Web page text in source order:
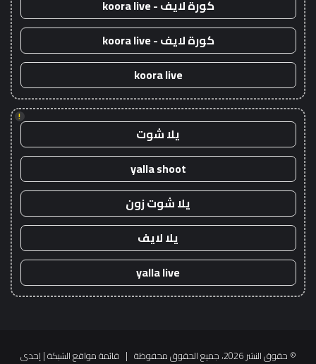
كورة لايف - koora live
كورة لايف - koora live
koora live
!
يلا شوت
yalla shoot
يلا شوت زون
يلا لايف
yalla live
© حقوق النشر 2026، جميع الحقوق محفوظة | قائمة مواقع الشبكة| إحدى